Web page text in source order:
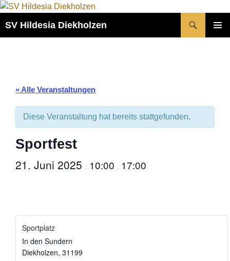
Zum
springen
SV Hildesia Diekholzen
« Alle Veranstaltungen
Diese Veranstaltung hat bereits stattgefunden.
Sportfest
21. Juni 2025 : 10:00 . 17:00
Sportplatz
In den Sundern
Diekholzen, 31199